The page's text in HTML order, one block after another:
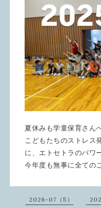
夏休みも学童保育さん
こどもたちのストレス
に、エトセトラのパワ
今年度も無事に全ての
2026-07（5）